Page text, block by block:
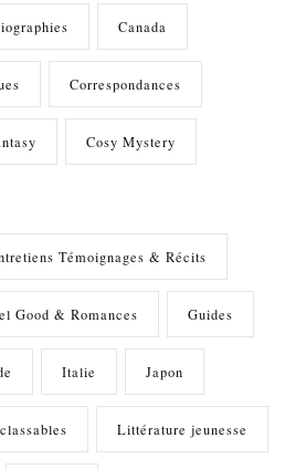
Canada
Correspondances
Cosy Mystery
Témoignages & Récits
Good & Romances Guides
Italie Japon
Littérature jeunesse